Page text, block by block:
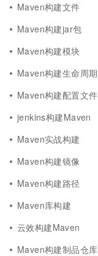
Maven构建文件
Maven构建jar包
Maven构建模块
Maven构建生命周期
Maven构建配置文件
jenkins构建Maven
Maven实战构建
Maven构建镜像
Maven构建路径
Maven库构建
云效构建Maven
Maven构建制品仓库